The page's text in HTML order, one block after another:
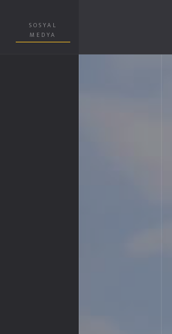
SOSYAL
MEDYA